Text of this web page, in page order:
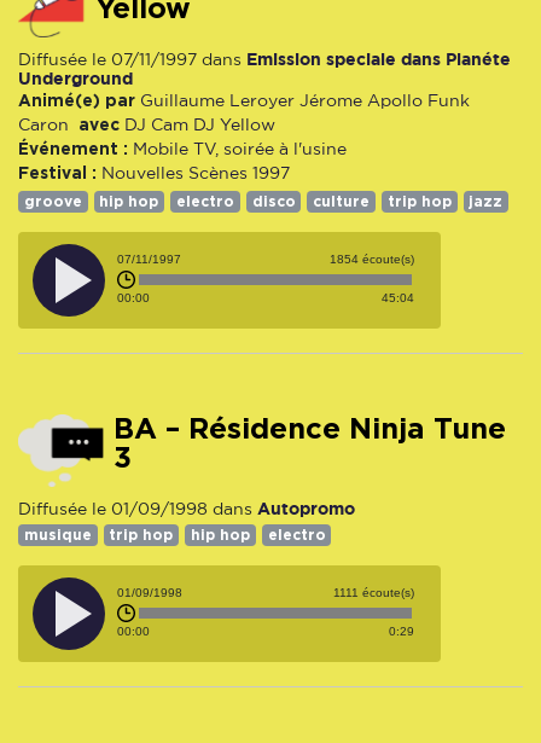
Yellow
Diffusée le 07/11/1997 dans Emission speciale dans Planéte
Underground
Animé(e) par Guillaume Leroyer
Jérome Apollo Funk
Caron
avec DJ Cam DJ Yellow
Événement : Mobile TV, soirée à l'usine
Festival : Nouvelles Scènes 1997
groove hip hop electro disco culture trip hop jazz
07/11/1997 1854 écoute(s)
00:00 45:04
BA – Résidence Ninja Tune
3
Diffusée le 01/09/1998 dans Autopromo
musique trip hop hip hop electro
01/09/1998 1111 écoute(s)
00:00 0:29